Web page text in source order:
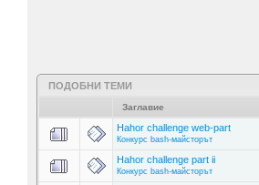
ПОДОБНИ ТЕМИ
Заглавие
Hahor challenge web-part
Конкурс bash-майсторът
Hahor challenge part ii
Конкурс bash-майсторът